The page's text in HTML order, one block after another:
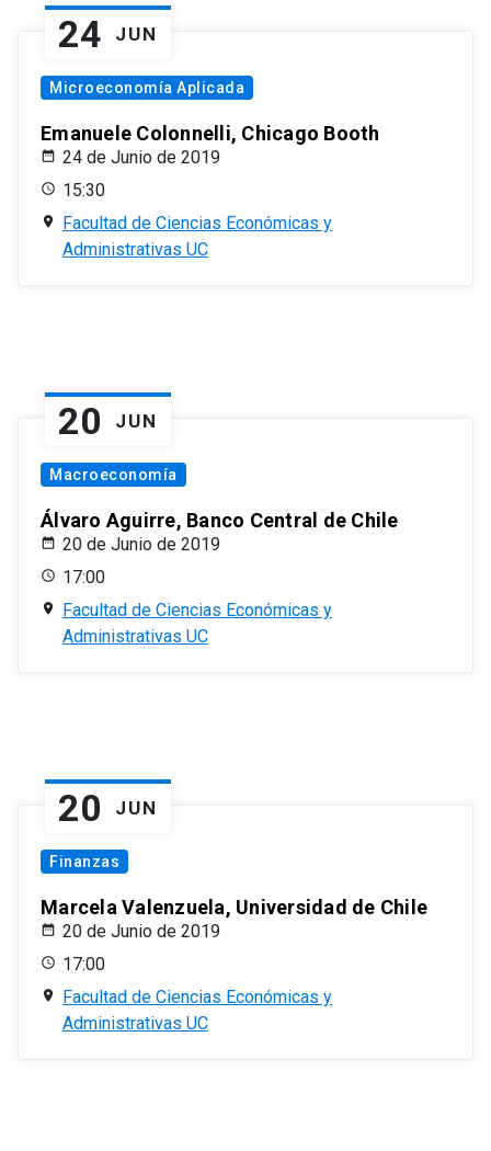
24 JUN
Microeconomía Aplicada
Emanuele Colonnelli, Chicago Booth
24 de Junio de 2019
15:30
Facultad de Ciencias Económicas y
Administrativas UC
20 JUN
Macroeconomía
Álvaro Aguirre, Banco Central de Chile
20 de Junio de 2019
17:00
Facultad de Ciencias Económicas y
Administrativas UC
20 JUN
Finanzas
Marcela Valenzuela, Universidad de Chile
20 de Junio de 2019
17:00
Facultad de Ciencias Económicas y
Administrativas UC